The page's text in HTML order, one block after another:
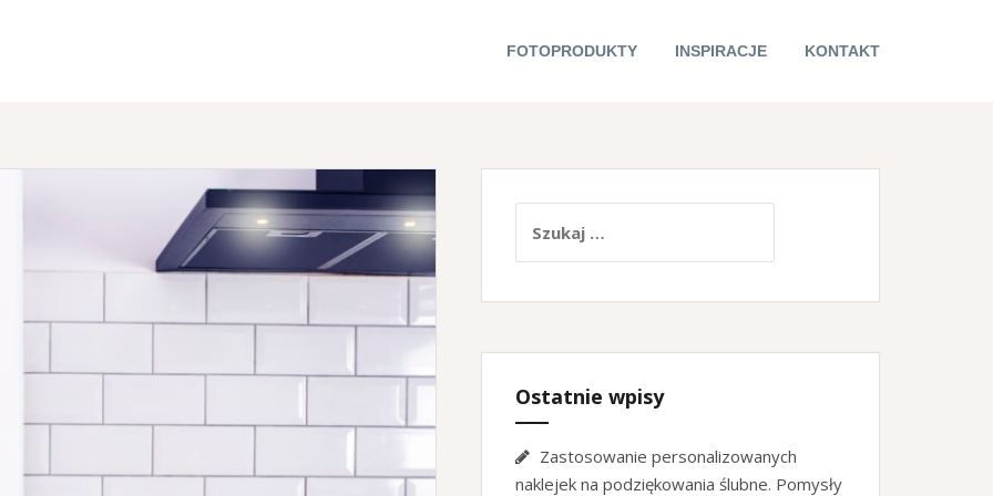
FOTOPRODUKTY INSPIRACJE KONTAKT
Ostatnie wpisy
Zastosowanie personalizowanych
naklejek na podziękowania ślubne. Pomysły